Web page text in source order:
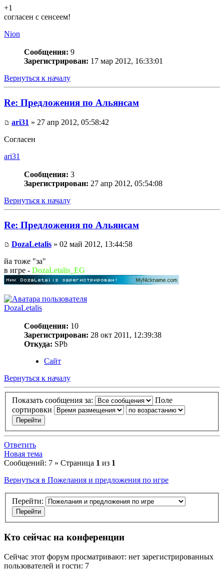
+1
согласен с сенсеем!
Nion
Сообщения: 9
Зарегистрирован: 17 мар 2012, 16:33:01
Вернуться к началу
Re: Предложения по Альянсам
ari31 » 27 апр 2012, 05:58:42
Согласен
ari31
Сообщения: 3
Зарегистрирован: 27 апр 2012, 05:54:08
Вернуться к началу
Re: Предложения по Альянсам
DozaLetalis » 02 май 2012, 13:44:58
йа тоже "за"
в игре - DozaLetalis_EG
DozaLetalis
Сообщения: 10
Зарегистрирован: 28 окт 2011, 12:39:38
Откуда: SPb
Сайт
Вернуться к началу
Показать сообщения за:
Поле
сортировки
Ответить
Новая тема
Сообщений: 7 » Страница 1 из 1
Вернуться в Пожелания и предложения по игре
Перейти:
Кто сейчас на конференции
Сейчас этот форум просматривают: нет зарегистрированных
пользователей и гости: 7